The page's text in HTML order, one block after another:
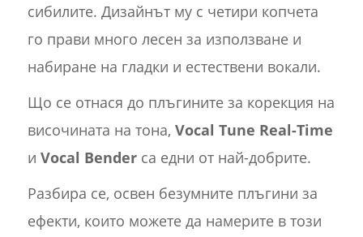
сибилите. Дизайнът му с четири копчета
го прави много лесен за използване и
набиране на гладки и естествени вокали.
Що се отнася до плъгините за корекция на
височината на тона, Vocal Tune Real-Time
и Vocal Benderса едни от най-добрите.
Разбира се, освен безумните плъгини за
ефекти, които можете да намерите в този